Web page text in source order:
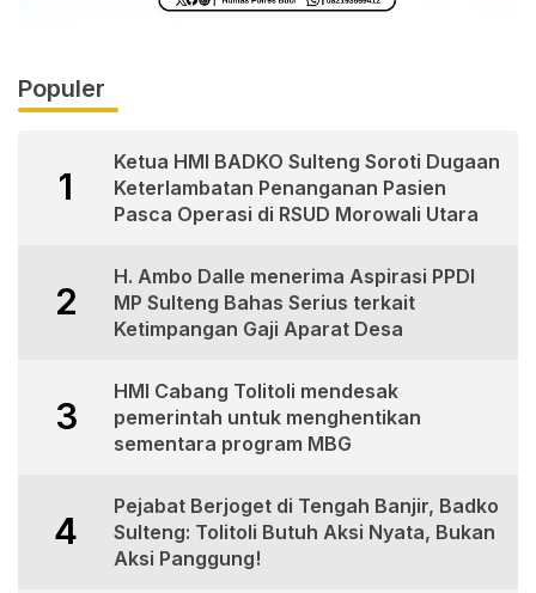
Populer
1
Ketua HMI BADKO Sulteng Soroti Dugaan
Keterlambatan Penanganan Pasien
Pasca Operasi di RSUD Morowali Utara
2
H. Ambo Dalle menerima Aspirasi PPDI
MP Sulteng Bahas Serius terkait
Ketimpangan Gaji Aparat Desa
3
HMI Cabang Tolitoli mendesak
pemerintah untuk menghentikan
sementara program MBG
4
Pejabat Berjoget di Tengah Banjir, Badko
Sulteng: Tolitoli Butuh Aksi Nyata, Bukan
Aksi Panggung!